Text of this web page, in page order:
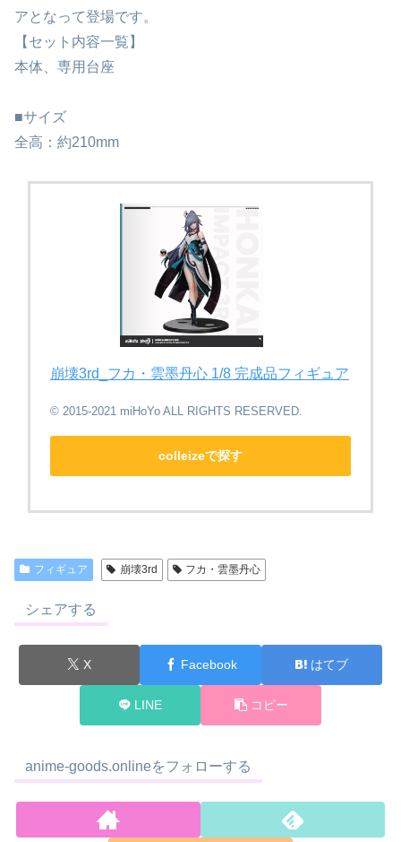
アとなって登場です。
【セット内容一覧】
本体、専用台座
■サイズ
全高：約210mm
崩壊3rd_フカ・雲墨丹心 1/8 完成品フィギュア
© 2015-2021 miHoYo ALL RIGHTS RESERVED.
colleizeで探す
フィギュア 崩壊3rd フカ・雲墨丹心
シェアする
X Facebook はてブ
LINE コピー
anime-goods.onlineをフォローする